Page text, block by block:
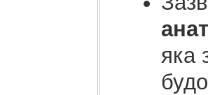
яка